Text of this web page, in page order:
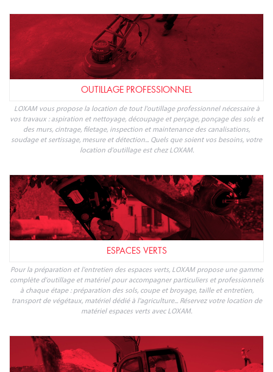
OUTILLAGE PROFESSIONNEL
LOXAM vous propose la location de tout l'outillage professionnel nécessaire à
vos travaux : aspiration et nettoyage, découpage et perçage, ponçage des sols et
des murs, cintrage, filetage, inspection et maintenance des canalisations,
soudage et sertissage, mesure et détection... Quels que soient vos besoins, votre
location d'outillage est chez LOXAM.
ESPACES VERTS
Pour la préparation et l'entretien des espaces verts, LOXAM propose une gamme
complète d'outillage et matériel pour accompagner particuliers et professionnels
à chaque étape : préparation des sols, coupe et broyage, taille et entretien,
transport de végétaux, matériel dédié à l'agriculture... Réservez votre location de
matériel espaces verts avec LOXAM.